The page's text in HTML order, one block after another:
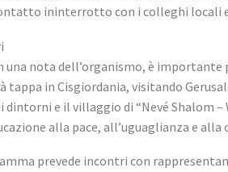
ininterrotto con i colleghi locali
una nota dell’organismo, è
tappa in Cisgiordania, visitando
dintorni e il villaggio di “Nevé Shalom
alla pace, all’uguaglianza e
prevede incontri con